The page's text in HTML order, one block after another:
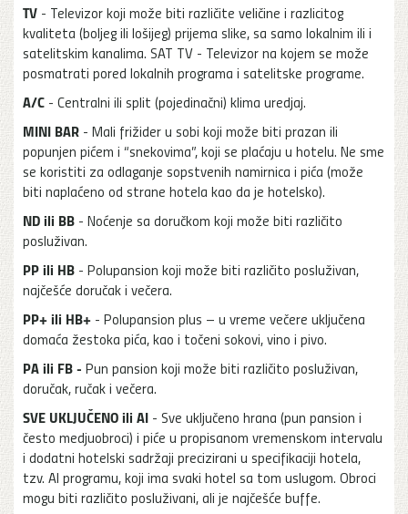
TV - Televizor koji može biti različite veličine i razlicitog
kvaliteta (boljeg ili lošijeg) prijema slike, sa samo lokalnim ili i
satelitskim kanalima. SAT TV - Televizor na kojem se može
posmatrati pored lokalnih programa i satelitske programe.
A/C - Centralni ili split (pojedinačni) klima uredjaj.
MINI BAR - Mali frižider u sobi koji može biti prazan ili
popunjen pićem i “snekovima”, koji se plaćaju u hotelu. Ne sme
se koristiti za odlaganje sopstvenih namirnica i pića (može
biti naplaćeno od strane hotela kao da je hotelsko).
ND ili BB - Noćenje sa doručkom koji može biti različito
posluživan.
PP ili HB - Polupansion koji može biti različito posluživan,
najčešće doručak i večera.
PP+ ili HB+ - Polupansion plus – u vreme večere uključena
domaća žestoka pića, kao i točeni sokovi, vino i pivo.
PA ili FB - Pun pansion koji može biti različito posluživan,
doručak, ručak i večera.
SVE UKLJUČENO ili AI - Sve uključeno hrana (pun pansion i
često medjuobroci) i piće u propisanom vremenskom intervalu
i dodatni hotelski sadržaji precizirani u specifikaciji hotela,
tzv. AI programu, koji ima svaki hotel sa tom uslugom. Obroci
mogu biti različito posluživani, ali je najčešće buffe.